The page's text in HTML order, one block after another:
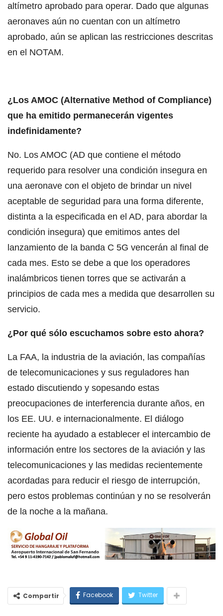
altímetro aprobado para operar. Dado que algunas
aeronaves aún no cuentan con un altímetro
aprobado, aún se aplican las restricciones descritas
en el NOTAM.
¿Los AMOC (Alternative Method of Compliance)
que ha emitido permanecerán vigentes
indefinidamente?
No. Los AMOC (AD que contiene el método
requerido para resolver una condición insegura en
una aeronave con el objeto de brindar un nivel
aceptable de seguridad para una forma diferente,
distinta a la especificada en el AD, para abordar la
condición insegura) que emitimos antes del
lanzamiento de la banda C 5G vencerán al final de
cada mes. Esto se debe a que los operadores
inalámbricos tienen torres que se activarán a
principios de cada mes a medida que desarrollen su
servicio.
¿Por qué sólo escuchamos sobre esto ahora?
La FAA, la industria de la aviación, las compañías
de telecomunicaciones y sus reguladores han
estado discutiendo y sopesando estas
preocupaciones de interferencia durante años, en
los EE. UU. e internacionalmente. El diálogo
reciente ha ayudado a establecer el intercambio de
información entre los sectores de la aviación y las
telecomunicaciones y las medidas recientemente
acordadas para reducir el riesgo de interrupción,
pero estos problemas continúan y no se resolverán
de la noche a la mañana.
Compartir Facebook Twitter